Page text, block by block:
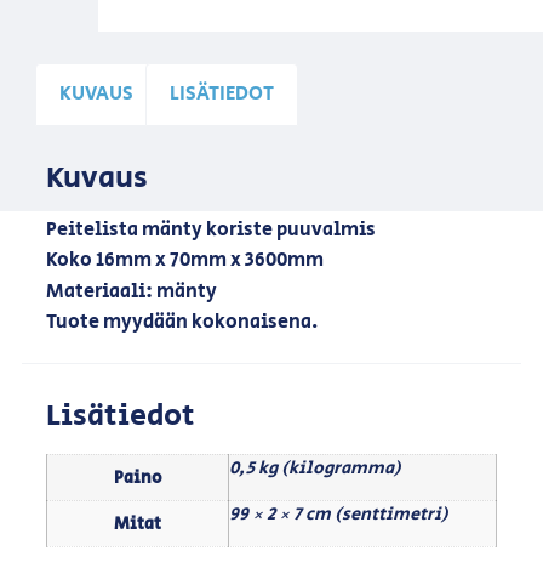
KUVAUS LISÄTIEDOT
Kuvaus
Peitelista mänty koriste puuvalmis
Koko 16mm x 70mm x 3600mm
Materiaali: mänty
Tuote myydään kokonaisena.
Lisätiedot
Paino 0,5 kg (kilogramma)
Mitat 99 × 2 × 7 cm (senttimetri)